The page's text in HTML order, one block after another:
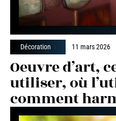
Décoration 11 mars 2026
Oeuvre d’art,
utiliser, où
comment